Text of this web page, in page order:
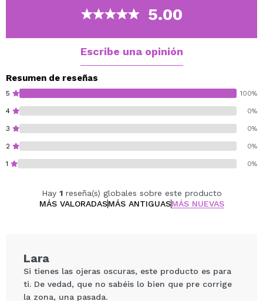
con la punta y se difumina con la esponja.
El tono Peach es perfecto para neutralizar las
5.00
Escribe una opinión
Resumen de reseñas
5 100%
4 0%
3 0%
2 0%
1 0%
Hay 1reseña(s) globales sobre este producto
MÁS VALORADASMÁS ANTIGUASMÁS NUEVAS
Lara
Si tienes las ojeras oscuras, este producto es para
ti. De vedad, que no sabéis lo bien que pre corrige
la zona, una pasada.